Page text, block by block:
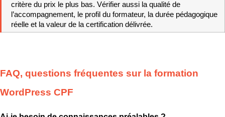
critère du prix le plus bas. Vérifier aussi la qualité de
l’accompagnement, le profil du formateur, la durée pédagogique
réelle et la valeur de la certification délivrée.
FAQ, questions fréquentes sur la formation
WordPress CPF